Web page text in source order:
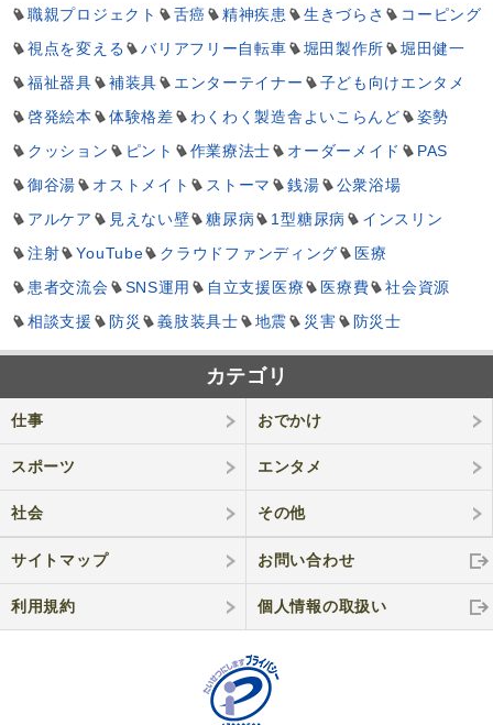
職親プロジェクト
舌癌 精神疾患 生きづらさ
コーピング
視点を変える
バリアフリー自転車 堀田製作所
堀田健一
福祉器具
補装具 エンターテイナー
子ども向けエンタメ
啓発絵本
体験格差 わくわく製造舎よいこらんど
姿勢
クッション
ピント 作業療法士 オーダーメイド
PAS
御谷湯
オストメイト ストーマ 銭湯
公衆浴場
アルケア
見えない壁 糖尿病 1型糖尿病
インスリン
注射
YouTube クラウドファンディング
医療
患者交流会
SNS運用 自立支援医療 医療費
社会資源
相談支援
防災 義肢装具士 地震 災害 防災士
カテゴリ
仕事 おでかけ
スポーツ エンタメ
社会 その他
サイトマップ お問い合わせ
利用規約 個人情報の取扱い